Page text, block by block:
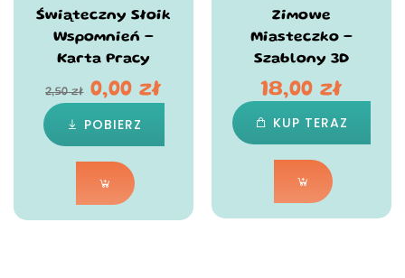
Świąteczny Słoik
Wspomnień –
Karta Pracy
2,50zł 0,00 zł
POBIERZ
Zimowe
Miasteczko –
Szablony 3D
18,00zł
KUP TERAZ